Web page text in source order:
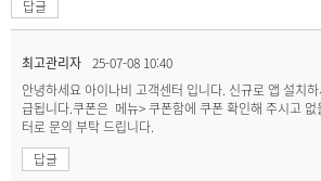
답글
최고관리자 25-07-08 10:40
안녕하세요 아이나비 고객센터 입니다. 신규로 앱 설치
급됩니다.쿠폰은 메뉴> 쿠폰함에 쿠폰 확인해 주시고 없
터로 문의 부탁 드립니다.
답글